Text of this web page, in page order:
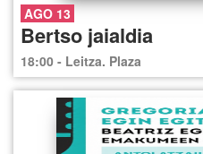
AGO 13
Bertso jaialdia
18:00 - Leitza. Plaza